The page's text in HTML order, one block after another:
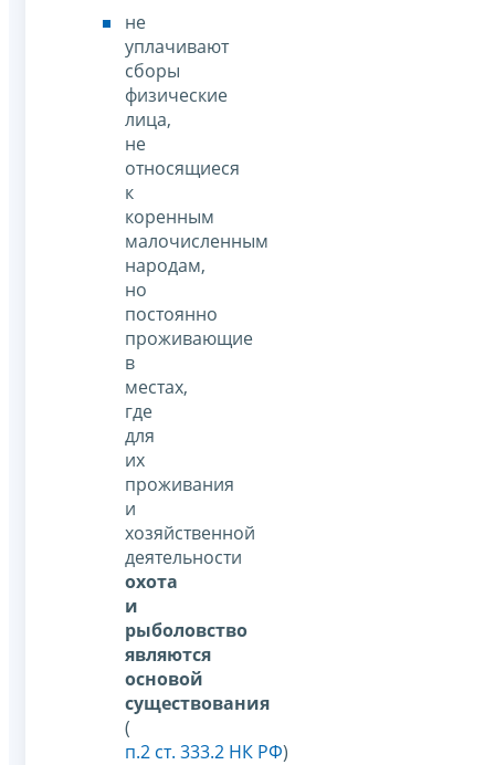
не
уплачивают
сборы
физические
лица,
не
относящиеся
к
коренным
малочисленным
народам,
но
постоянно
проживающие
в
местах,
где
для
их
проживания
и
хозяйственной
деятельности
охота
и
рыболовство
являются
основой
существования
(
п.2 ст. 333.2 НК РФ)